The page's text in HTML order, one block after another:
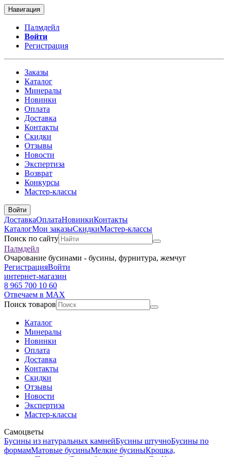
Навигация
Палмдейл
Войти
Регистрация
Заказы
Каталог
Минералы
Новинки
Оплата
Доставка
Контакты
Скидки
Отзывы
Новости
Экспертиза
Возврат
Конкурсы
Мастер-классы
Войти
ДоставкаОплатаНовинкиКонтакты
КаталогМои заказыСкидкиМастер-классы
Поиск по сайту
Палмдейл
Очарование бусинами - бусины, фурнитура, жемчуг
РегистрацияВойти
интернет-магазин
8 965 700 10 60
Отвечаем в MAX
Поиск товаров
Каталог
Минералы
Новинки
Оплата
Доставка
Контакты
Скидки
Отзывы
Новости
Экспертиза
Мастер-классы
Самоцветы
Бусины из натуральных камнейБусины штучноБусины по
формамМатовые бусиныМелкие бусиныКрошка,